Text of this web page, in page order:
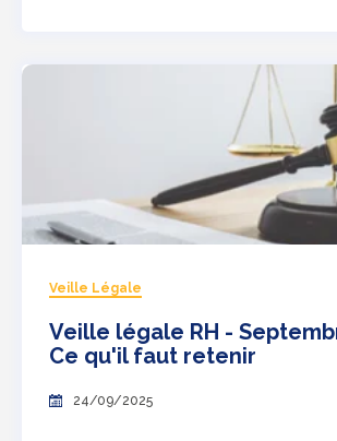
Veille Légale
Veille légale RH -
Ce qu'il faut retenir
24/09/2025